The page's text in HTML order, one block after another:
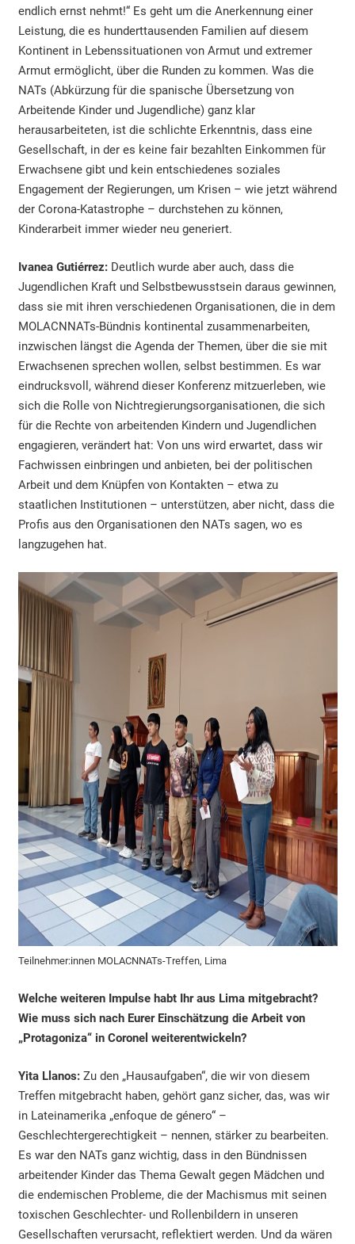
endlich ernst nehmt!“ Es geht um die Anerkennung einer
Leistung, die es hunderttausenden Familien auf diesem
Kontinent in Lebenssituationen von Armut und extremer
Armut ermöglicht, über die Runden zu kommen. Was die
NATs (Abkürzung für die spanische Übersetzung von
Arbeitende Kinder und Jugendliche) ganz klar
herausarbeiteten, ist die schlichte Erkenntnis, dass eine
Gesellschaft, in der es keine fair bezahlten Einkommen für
Erwachsene gibt und kein entschiedenes soziales
Engagement der Regierungen, um Krisen – wie jetzt während
der Corona-Katastrophe – durchstehen zu können,
Kinderarbeit immer wieder neu generiert.
Ivanea Gutiérrez:Deutlich wurde aber auch, dass die
Jugendlichen Kraft und Selbstbewusstsein daraus gewinnen,
dass sie mit ihren verschiedenen Organisationen, die in dem
MOLACNNATs-Bündnis kontinental zusammenarbeiten,
inzwischen längst die Agenda der Themen, über die sie mit
Erwachsenen sprechen wollen, selbst bestimmen. Es war
eindrucksvoll, während dieser Konferenz mitzuerleben, wie
sich die Rolle von Nichtregierungsorganisationen, die sich
für die Rechte von arbeitenden Kindern und Jugendlichen
engagieren, verändert hat: Von uns wird erwartet, dass wir
Fachwissen einbringen und anbieten, bei der politischen
Arbeit und dem Knüpfen von Kontakten – etwa zu
staatlichen Institutionen – unterstützen, aber nicht, dass die
Profis aus den Organisationen den NATs sagen, wo es
langzugehen hat.
Teilnehmer:innen MOLACNNATs-Treffen, Lima
Welche weiteren Impulse habt Ihr aus Lima mitgebracht?
Wie muss sich nach Eurer Einschätzung die Arbeit von
„Protagoniza“ in Coronel weiterentwickeln?
Yita Llanos:Zu den „Hausaufgaben“, die wir von diesem
Treffen mitgebracht haben, gehört ganz sicher, das, was wir
in Lateinamerika „enfoque de género“ –
Geschlechtergerechtigkeit – nennen, stärker zu bearbeiten.
Es war den NATs ganz wichtig, dass in den Bündnissen
arbeitender Kinder das Thema Gewalt gegen Mädchen und
die endemischen Probleme, die der Machismus mit seinen
toxischen Geschlechter- und Rollenbildern in unseren
Gesellschaften verursacht, reflektiert werden. Und da wären